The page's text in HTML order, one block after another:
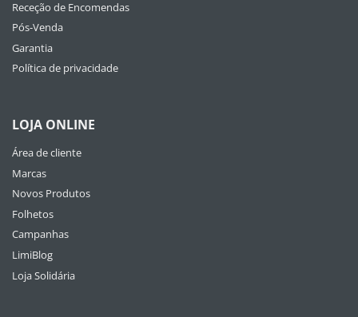
Receção de Encomendas
Pós-Venda
Garantia
Política de privacidade
LOJA ONLINE
Área de cliente
Marcas
Novos Produtos
Folhetos
Campanhas
LimiBlog
Loja Solidária